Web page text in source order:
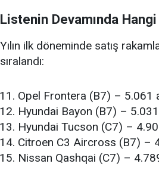
Listenin Devamında
Yılın ilk döneminde satış
sıralandı:
Opel Frontera (B7) – 5.061
Hyundai Bayon (B7) –
Hyundai Tucson (C7) –
Citroen C3 Aircross (B7) –
Nissan Qashqai (C7) –